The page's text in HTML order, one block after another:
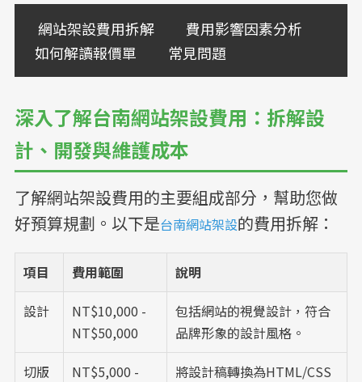
形象官網開發方案
RWD 校園官網改版
診所品牌形象塑造
企業品牌數位轉型
CIS 視覺識別整合
在地服務 SEO 佈局
網站架設費用拆解
費用影響因素分析
如何解讀報價單
常見問題
深入了解台南網站架設費用：拆解設
計、開發與維護成本
了解網站架設費用的主要組成部分，幫助您做
好預算規劃。以下是台南網站架設的費用拆解：
項目 費用範圍
說明
設計
NT$10,000 -
NT$50,000
包括網站的視覺設計，符合
品牌形象的設計風格。
切版
NT$5,000 -
將設計稿轉換為HTML/CSS